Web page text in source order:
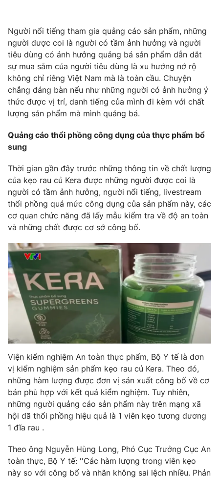
Góc doanh nghiệp
Truyền hình
Phim VTV
Hậu trường
Nhân vật
Khán giả
Giải sao mai
Giải trí
Điện ảnh
Âm nhạc
Đời sống
Du lịch
Làm đẹp
Tuyển sinh
Học trực tuyến
Công nghệ
Hitech Công nghệ tương lai
Sản phẩm
Thị trường
Tư vấn
Giao lưu trực tuyến
Lịch phát sóng
Chuyên mục khác
Emagazine Podcast
Photo Infographic
Video Shorts video
VTV Money VTV Thể thao
VTV Sức khoẻ Bất động sản
Thị trường 24h Tấm lòng Việt
VTV9 VTV8
Người nổi tiếng tham gia quảng cáo sản phẩm, những
người được coi là người có tầm ảnh hưởng và người
tiêu dùng có ảnh hưởng quảng bá sản phẩm dẫn dắt
sự mua sắm của người tiêu dùng là xu hướng nở rộ
không chỉ riêng Việt Nam mà là toàn cầu. Chuyện
chẳng đáng bàn nếu như những người có ảnh hưởng ý
thức được vị trí, danh tiếng của mình đi kèm với chất
lượng sản phẩm mà mình quảng bá.
Quảng cáo thổi phồng công dụng của thực phẩm bổ
sung
Thời gian gần đây trước những thông tin về chất lượng
của kẹo rau củ Kera được những người được coi là
người có tầm ảnh hưởng, người nổi tiếng, livestream
thổi phồng quá mức công dụng của sản phẩm này, các
cơ quan chức năng đã lấy mẫu kiểm tra về độ an toàn
và những chất được cơ sở công bố.
Viện kiểm nghiệm An toàn thực phẩm, Bộ Y tế là đơn
vị kiểm nghiệm sản phẩm kẹo rau củ Kera. Theo đó,
những hàm lượng được đơn vị sản xuất công bố về cơ
bản phù hợp với kết quả kiểm nghiệm. Tuy nhiên,
những người quảng cáo sản phẩm này trên mạng xã
hội đã thổi phồng hiệu quả là 1 viên kẹo tương đương
1 đĩa rau .
Theo ông Nguyễn Hùng Long, Phó Cục Trưởng Cục An
toàn thực, Bộ Y tế: ''Các hàm lượng trong viên kẹo
này so với công bố và nhãn không sai lệch nhiều. Phản